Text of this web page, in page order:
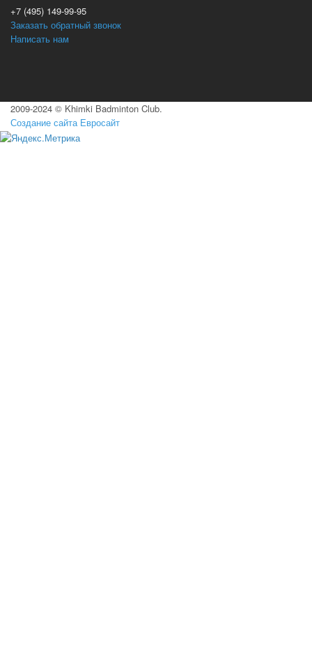
+7 (495) 149-99-95
Заказать обратный звонок
Написать нам
2009-2024 © Khimki Badminton Club.
Создание сайта Евросайт